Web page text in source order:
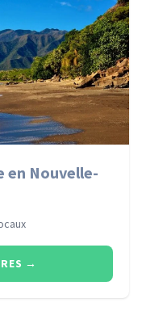
en Nouvelle-
→